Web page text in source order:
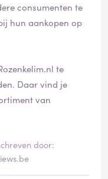
consumenten te
hun aankopen op
te
Daar vind je
van
door: